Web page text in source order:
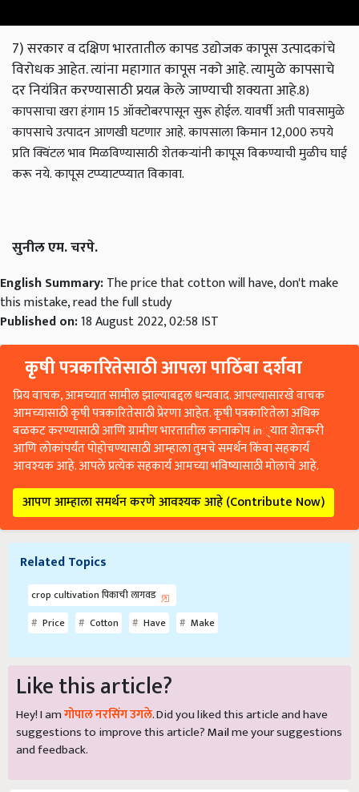
7) सरकार व दक्षिण भारतातील कापड उद्योजक कापूस उत्पादकांचे
विरोधक आहेत. त्यांना महागात कापूस नको आहे. त्यामुळे कापसाचे
दर नियंत्रित करण्यासाठी प्रयत्न केले जाण्याची शक्यता आहे.8)
कापसाचा खरा हंगाम 15 ऑक्टोबरपासून सुरू होईल. यावर्षी अती पावसामुळे
कापसाचे उत्पादन आणखी घटणार आहे. कापसाला किमान 12,000 रुपये
प्रति क्विंटल भाव मिळविण्यासाठी शेतकऱ्यांनी कापूस विकण्याची मुळीच घाई
करू नये. कापूस टप्प्याटप्प्यात विकावा.
सुनील एम. चरपे.
English Summary:The price that cotton will have, don't make
this mistake, read the full study
Published on:18 August 2022, 02:58 IST
कृषी पत्रकारितेसाठी आपला पाठिंबा दर्शवा
प्रिय वाचक, आमच्यात सामील झाल्याबद्दल धन्यवाद. आपल्यासारखे वाचक
आमच्यासाठी कृषी पत्रकारितेसाठी प्रेरणा आहेत. कृषी पत्रकारितेला अधिक
बळकट करण्यासाठी आणि ग्रामीण भारतातील कानाकोप in्यात शेतकरी
आणि लोकांपर्यंत पोहोचण्यासाठी आम्हाला तुमचे समर्थन किंवा सहकार्य
आवश्यक आहे. आपले प्रत्येक सहकार्य आमच्या भविष्यासाठी मोलाचे आहे.
आपण आम्हाला समर्थन करणे आवश्यक आहे (Contribute Now)
Related Topics
crop cultivation पिकाची लागवड
Price
Cotton Have Make
Like this article?
Hey! I amगोपाल नरसिंग उगले. Did you liked this article and have
suggestions to improve this article?Mailme your suggestions
and feedback.